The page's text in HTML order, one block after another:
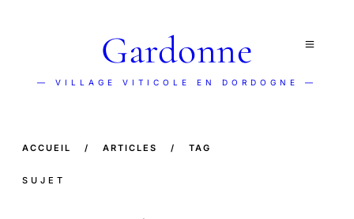
Gardonne
— VILLAGE VITICOLE EN DORDOGNE —
ACCUEIL / ARTICLES / TAG
SUJET